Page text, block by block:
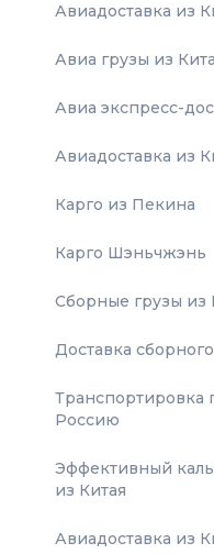
Авиадоставка из
Авиа грузы из
Авиа экспресс-
Авиадоставка из
Карго из Пекина
Карго Шэньчжэнь
Сборные грузы из
Доставка
Транспортировка
Россию
Эффективный
из Китая
Авиадоставка из